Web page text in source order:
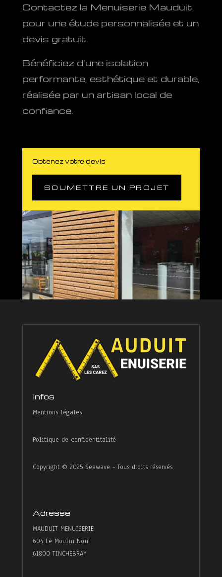
Contactez la Menuiserie Mauduit
pour une étude personnalisée et un
devis gratuit.
Bénéficiez d’une isolation
performante, esthétique et durable,
réalisée par un artisan local de
confiance.
Obtenez votre devis
SOUMETTRE UN PROJET
Infos
Mentions légales
Politique de confidentitalité
Copyright © 2025 Seawave - Tous droits réservés
Adresse
MAUDUIT MENUISERIE
604 Le Moulin Noir
61800 TINCHEBRAY